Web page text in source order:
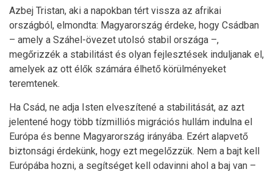
Azbej Tristan, aki a napokban tért vissza az afrikai
országból, elmondta: Magyarország érdeke, hogy Csádban
– amely a Száhel-övezet utolsó stabil országa –,
megőrizzék a stabilitást és olyan fejlesztések induljanak el,
amelyek az ott élők számára élhető körülményeket
teremtenek.
Ha Csád, ne adja Isten elveszítené a stabilitását, az azt
jelentené hogy több tízmilliós migrációs hullám indulna el
Európa és benne Magyarország irányába. Ezért alapvető
biztonsági érdekünk, hogy ezt megelőzzük. Nem a bajt kell
Európába hozni, a segítséget kell odavinni ahol a baj van –